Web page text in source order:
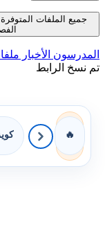
جميع الملفات
المدرسون الأخبار
تم نسخ الرابط
🔥